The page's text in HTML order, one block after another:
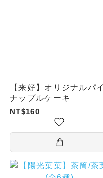
【来好】オリジナルパイ
ナップルケーキ
NT$160